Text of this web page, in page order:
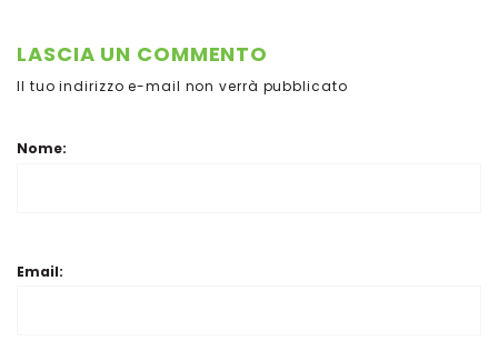
LASCIA UN COMMENTO
Il tuo indirizzo e-mail non verrà pubblicato
Nome:
Email: